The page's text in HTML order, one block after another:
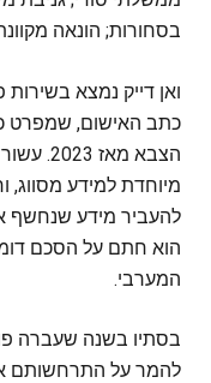
בסחורות; הונאה
כתב האישום, שמפרט
הצבא
מיוחדת למידע
להעביר מידע שנחשף
הוא חתם על הסכם
המערבי.
בסתיו בשנה שעברה
להמר על התרחשותם